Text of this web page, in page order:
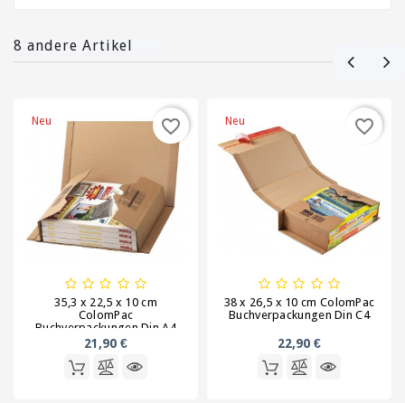
8 andere Artikel
Neu
35,3 x 22,5 x 10 cm
ColomPac
Buchverpackungen Din A4
21,90 €
favorite_border Neu
38 x 26,5 x 10 cm ColomPac
Buchverpackungen Din C4
22,90 €
favorite_border